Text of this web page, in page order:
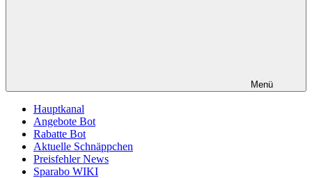
Menü
Hauptkanal
Angebote Bot
Rabatte Bot
Aktuelle Schnäppchen
Preisfehler News
Sparabo WIKI